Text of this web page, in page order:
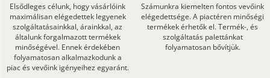
Elsődleges célunk, hogy vásárlóink
maximálisan elégedettek legyenek
szolgáltatásainkkal, árainkkal, az
általunk forgalmazott termékek
minőségével. Ennek érdekében
folyamatosan alkalmazkodunk a
piac és vevőink igényeihez egyaránt.
Számunkra kiemelten fontos vevőink
elégedettsége. A piactéren minőségi
termékek érhetők el. Termék-, és
szolgáltatás palettánkat
folyamatosan bővítjük.